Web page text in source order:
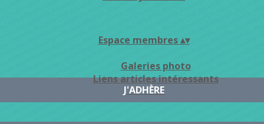
Espace membres▴▾
Galeries photo
Liens articles intéressants
J'ADHÈRE